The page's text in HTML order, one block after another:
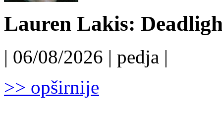
Lauren Lakis:
| 06/08/2026 | pedja |
>> opširnije